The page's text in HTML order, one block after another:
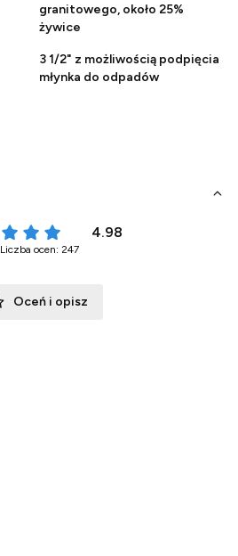
granitowego, około 25%
żywice
3 1/2" z możliwością podpięcia
młynka do odpadów
4.98
Liczba ocen: 247
Oceń i opisz